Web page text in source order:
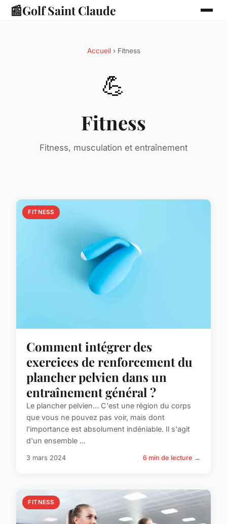
📰Golf Saint Claude
Accueil› Fitness
💪
Fitness
Fitness, musculation et entraînement
FITNESS
Comment intégrer des
exercices de renforcement du
plancher pelvien dans un
entraînement général ?
Le plancher pelvien… C'est une région du corps
que vous ne pouvez pas voir, mais dont
l'importance est absolument indéniable. Il s'agit
d'un ensemble ...
3 mars 2024 6 min de lecture →
FITNESS